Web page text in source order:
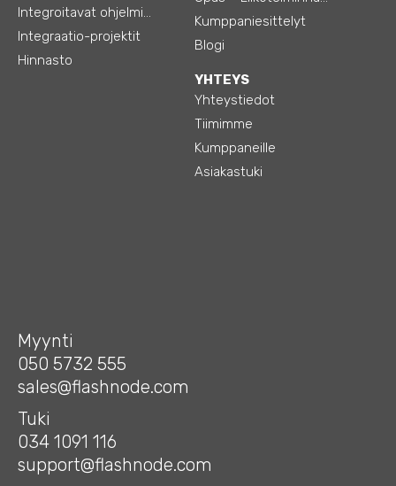
Integroitavat ohjelmistot
Integraatio-projektit
Hinnasto
Kumppaniesittelyt
Blogi
YHTEYS
Yhteystiedot
Tiimimme
Kumppaneille
Asiakastuki
Myynti
050 5732 555
sales@flashnode.com
Tuki
034 1091 116
support@flashnode.com